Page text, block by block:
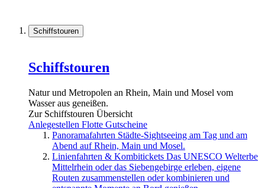
Schiffstouren
Schiffstouren
Natur und Metropolen an Rhein, Main und Mosel vom
Wasser aus geneißen.
Zur Schiffstouren Übersicht
Anlegestellen Flotte Gutscheine
Panoramafahrten Städte-Sightseeing am Tag und am
Abend auf Rhein, Main und Mosel.
Linienfahrten & Kombitickets Das UNESCO Welterbe
Mittelrhein oder das Siebengebirge erleben, eigene
Routen zusammenstellen oder kombinieren und